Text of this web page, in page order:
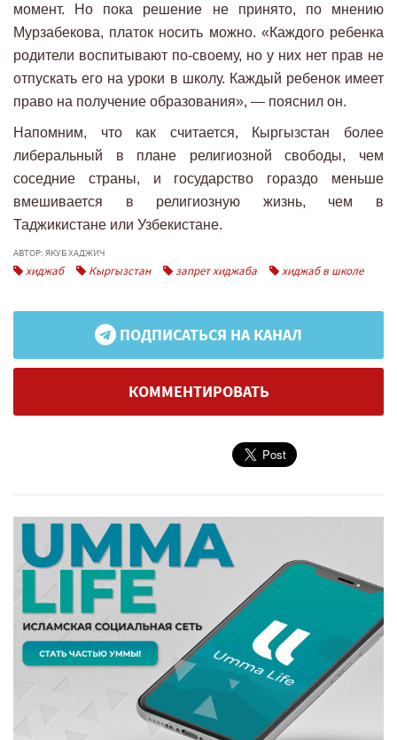
момент. Но пока решение не принято, по мнению
Мурзабекова, платок носить можно. «Каждого ребенка
родители воспитывают по-своему, но у них нет прав не
отпускать его на уроки в школу. Каждый ребенок имеет
право на получение образования», — пояснил он.
Напомним, что как считается, Кыргызстан более
либеральный в плане религиозной свободы, чем
соседние страны, и государство гораздо меньше
вмешивается в религиозную жизнь, чем в
Таджикистане или Узбекистане.
АВТОР: ЯКУБ ХАДЖИЧ
хиджаб Кыргызстан запрет хиджаба хиджаб в школе
ПОДПИСАТЬСЯ НА КАНАЛ
КОММЕНТИРОВАТЬ